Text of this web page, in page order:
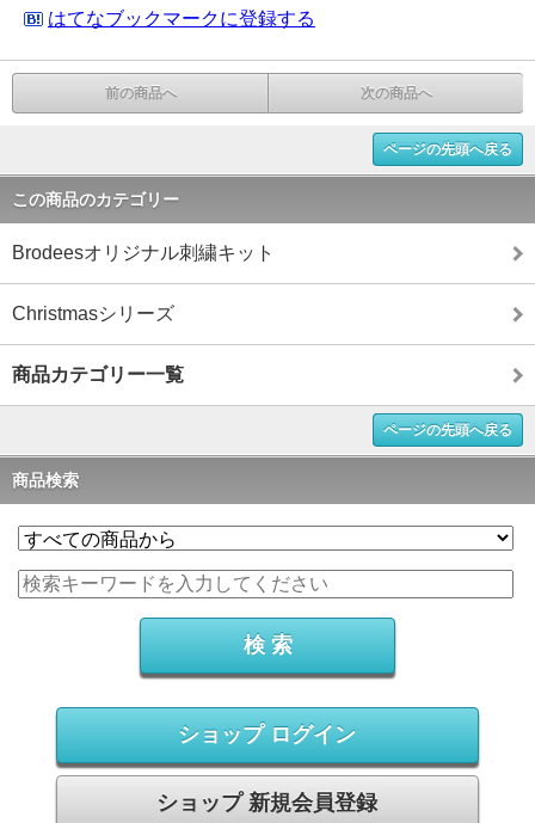
はてなブックマークに登録する
前の商品へ 次の商品へ
ページの先頭へ戻る
この商品のカテゴリー
Brodeesオリジナル刺繍キット
Christmasシリーズ
商品カテゴリー一覧
ページの先頭へ戻る
商品検索
ショップ ログイン
ショップ 新規会員登録